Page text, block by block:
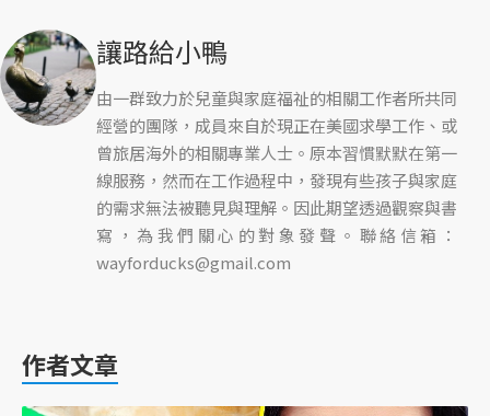
讓路給小鴨
由一群致力於兒童與家庭福祉的相關工作者所共同
經營的團隊，成員來自於現正在美國求學工作、或
曾旅居海外的相關專業人士。原本習慣默默在第一
線服務，然而在工作過程中，發現有些孩子與家庭
的需求無法被聽見與理解。因此期望透過觀察與書
寫，為我們關心的對象發聲。聯絡信箱：
wayforducks@gmail.com
作者文章